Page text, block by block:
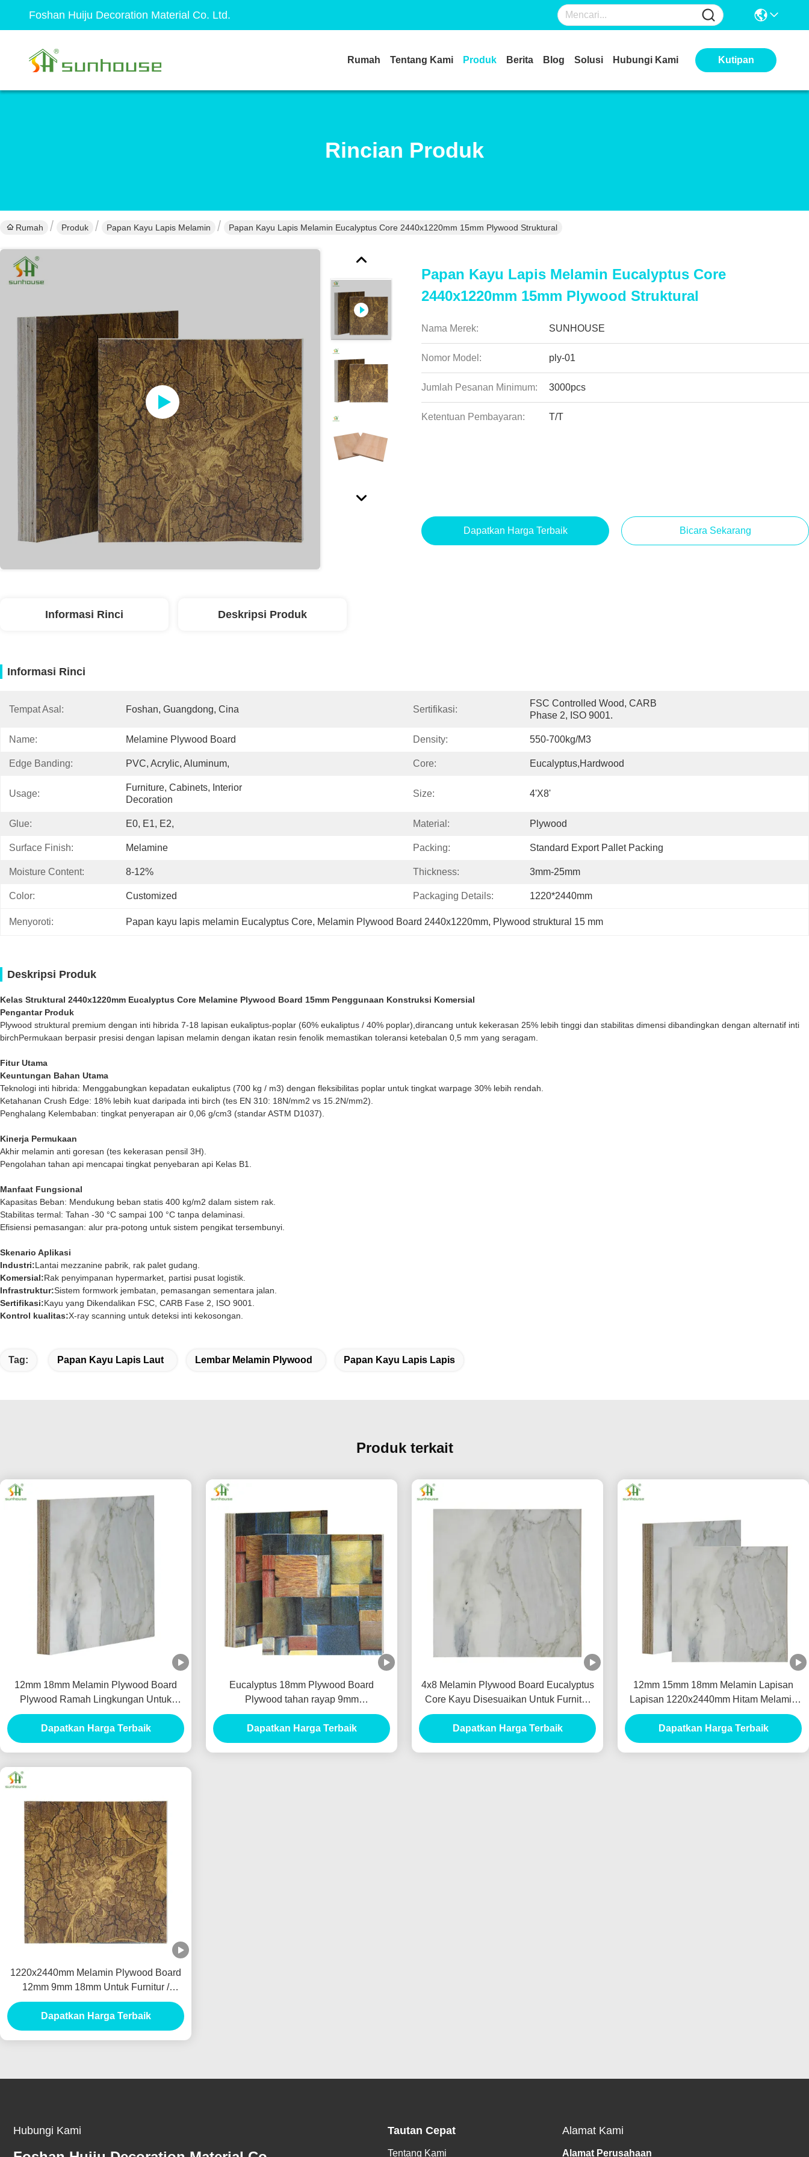
Foshan Huiju Decoration Material Co. Ltd.
Rumah Tentang Kami Produk Berita Blog Solusi Hubungi Kami Kutipan
Rincian Produk
Rumah Produk Papan Kayu Lapis Melamin Papan Kayu Lapis Melamin Eucalyptus Core 2440x1220mm 15mm Plywood Struktural
Papan Kayu Lapis Melamin Eucalyptus Core
2440x1220mm 15mm Plywood Struktural
Nama Merek: SUNHOUSE
Nomor Model: ply-01
Jumlah Pesanan Minimum: 3000pcs
Ketentuan Pembayaran: T/T
Dapatkan Harga Terbaik Bicara Sekarang
Informasi Rinci Deskripsi Produk
Informasi Rinci
Tempat Asal: Foshan, Guangdong, Cina Sertifikasi:
FSC Controlled Wood, CARB
Phase 2, ISO 9001.
Name: Melamine Plywood Board Density: 550-700kg/m3
Edge Banding: PVC, Acrylic, Aluminum, Core: Eucalyptus,Hardwood
Usage:
Furniture, Cabinets, Interior
Decoration
Size: 4'x8'
Glue: E0, E1, E2, Material: Plywood
Surface Finish: Melamine Packing: Standard Export Pallet Packing
Moisture Content: 8-12% Thickness: 3mm-25mm
Color: Customized Packaging Details: 1220*2440mm
Menyoroti: Papan kayu lapis melamin Eucalyptus Core, Melamin Plywood Board 2440x1220mm, Plywood struktural 15 mm
Deskripsi Produk
Kelas Struktural 2440x1220mm Eucalyptus Core Melamine Plywood Board 15mm Penggunaan Konstruksi Komersial
Pengantar Produk
Plywood struktural premium dengan inti hibrida 7-18 lapisan eukaliptus-poplar (60% eukaliptus / 40% poplar),dirancang untuk kekerasan 25% lebih tinggi dan stabilitas dimensi dibandingkan dengan alternatif inti
birchPermukaan berpasir presisi dengan lapisan melamin dengan ikatan resin fenolik memastikan toleransi ketebalan 0,5 mm yang seragam.
Fitur Utama
Keuntungan Bahan Utama
Teknologi inti hibrida: Menggabungkan kepadatan eukaliptus (700 kg / m3) dengan fleksibilitas poplar untuk tingkat warpage 30% lebih rendah.
Ketahanan Crush Edge: 18% lebih kuat daripada inti birch (tes EN 310: 18N/mm2 vs 15.2N/mm2).
Penghalang Kelembaban: tingkat penyerapan air 0,06 g/cm3 (standar ASTM D1037).
Kinerja Permukaan
Akhir melamin anti goresan (tes kekerasan pensil 3H).
Pengolahan tahan api mencapai tingkat penyebaran api Kelas B1.
Manfaat Fungsional
Kapasitas Beban: Mendukung beban statis 400 kg/m2 dalam sistem rak.
Stabilitas termal: Tahan -30 °C sampai 100 °C tanpa delaminasi.
Efisiensi pemasangan: alur pra-potong untuk sistem pengikat tersembunyi.
Skenario Aplikasi
Industri:Lantai mezzanine pabrik, rak palet gudang.
Komersial:Rak penyimpanan hypermarket, partisi pusat logistik.
Infrastruktur:Sistem formwork jembatan, pemasangan sementara jalan.
Sertifikasi:Kayu yang Dikendalikan FSC, CARB Fase 2, ISO 9001.
Kontrol kualitas:X-ray scanning untuk deteksi inti kekosongan.
Tag: Papan Kayu Lapis Laut Lembar Melamin Plywood Papan Kayu Lapis Lapis
Produk terkait
12mm 18mm Melamin Plywood Board
Plywood Ramah Lingkungan Untuk
Furnitur
Dapatkan Harga Terbaik
Eucalyptus 18mm Plywood Board
Plywood tahan rayap 9mm
2440x1220mm
Dapatkan Harga Terbaik
4x8 Melamin Plywood Board Eucalyptus
Core Kayu Disesuaikan Untuk Furnitur
Lembar Kayu
Dapatkan Harga Terbaik
12mm 15mm 18mm Melamin Lapisan
Lapisan 1220x2440mm Hitam Melamin
Lapisan
Dapatkan Harga Terbaik
1220x2440mm Melamin Plywood Board
12mm 9mm 18mm Untuk Furnitur /
Komersial
Dapatkan Harga Terbaik
Hubungi Kami Tautan Cepat
Tentang Kami
Alamat Kami
Alamat Perusahaan